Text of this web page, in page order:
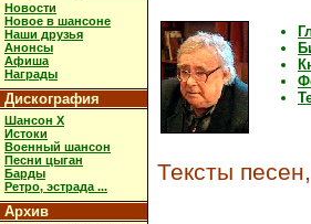
Новости
Новое в шансоне
Наши друзья
Анонсы
Афиша
Награды
Дискография
Шансон X
Истоки
Военный шансон
Песни цыган
Барды
Ретро, эстрада ...
Архив
Тексты